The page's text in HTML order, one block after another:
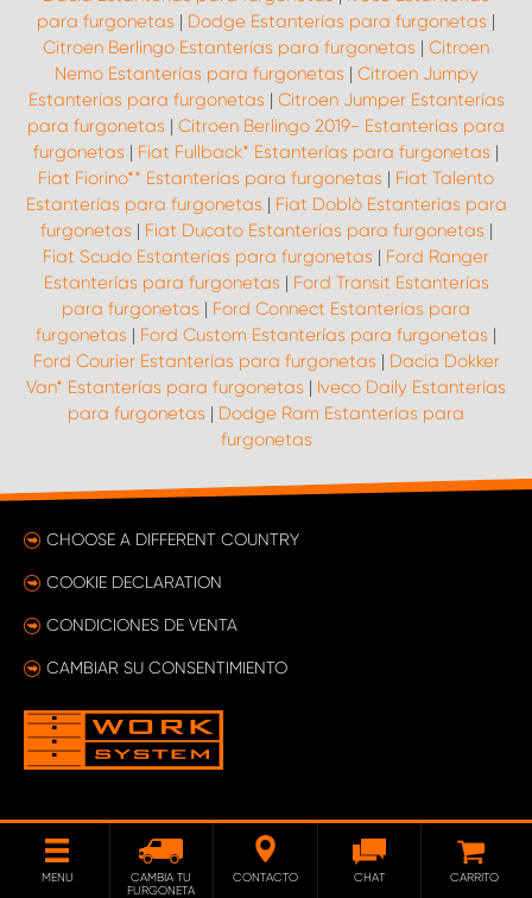
para furgonetas | Dodge Estanterías para furgonetas |
Citroen Berlingo Estanterías para furgonetas | Citroen
Nemo Estanterías para furgonetas | Citroen Jumpy
Estanterías para furgonetas | Citroen Jumper Estanterías
para furgonetas | Citroen Berlingo 2019- Estanterías para
furgonetas | Fiat Fullback* Estanterías para furgonetas |
Fiat Fiorino** Estanterías para furgonetas | Fiat Talento
Estanterías para furgonetas | Fiat Doblò Estanterías para
furgonetas | Fiat Ducato Estanterías para furgonetas |
Fiat Scudo Estanterías para furgonetas | Ford Ranger
Estanterías para furgonetas | Ford Transit Estanterías
para furgonetas | Ford Connect Estanterías para
furgonetas | Ford Custom Estanterías para furgonetas |
Ford Courier Estanterías para furgonetas | Dacia Dokker
Van* Estanterías para furgonetas | Iveco Daily Estanterías
para furgonetas | Dodge Ram Estanterías para
furgonetas
CHOOSE A DIFFERENT COUNTRY
COOKIE DECLARATION
CONDICIONES DE VENTA
CAMBIAR SU CONSENTIMIENTO
MENU
CAMBIA TU
FURGONETA
CONTACTO CHAT CARRITO